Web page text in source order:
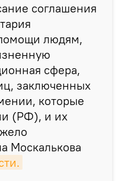
соглашения
людям,
сфера,
заключенных
которые
(РФ), и их
Москалькова